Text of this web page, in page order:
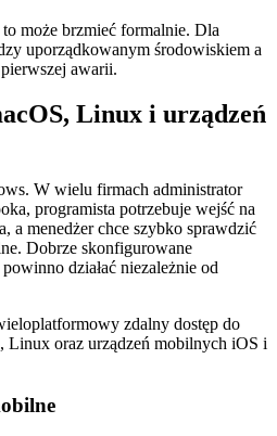
może brzmieć formalnie. Dla
uporządkowanym środowiskiem a
awarii.
Linux i urządzeń
W wielu firmach administrator
programista potrzebuje wejść na
a menedżer chce szybko sprawdzić
Dobrze skonfigurowane
działać niezależnie od